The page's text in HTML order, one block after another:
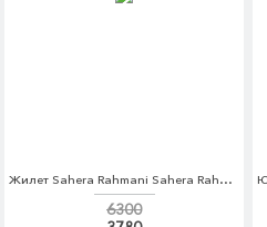
Жилет Sahera Rahmani Sahera Rahmani MP002XW1AR2L
6300